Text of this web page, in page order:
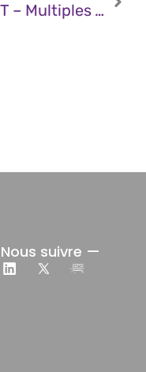
CERT – Multiples Vulnérabilités Dans Les Produits FoxIT (26 Septembre 2025)
Nous suivre —